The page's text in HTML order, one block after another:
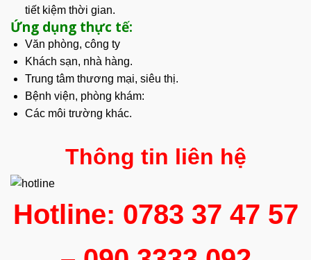
tiết kiệm thời gian.
Ứng dụng thực tế:
Văn phòng, công ty
Khách sạn, nhà hàng.
Trung tâm thương mại, siêu thị.
Bệnh viện, phòng khám:
Các môi trường khác.
Thông tin liên hệ
Hotline: 0783 37 47 57